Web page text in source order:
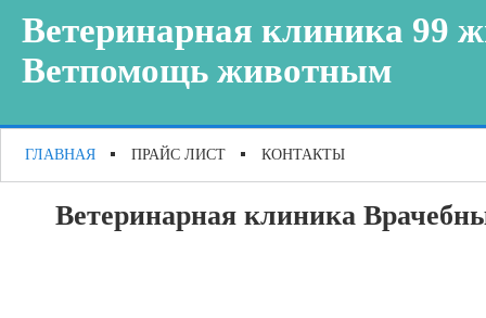
Ветеринарная клиника 99
Ветпомощь животным
ГЛАВНАЯ ПРАЙС ЛИСТ КОНТАКТЫ
Ветеринарная клиника